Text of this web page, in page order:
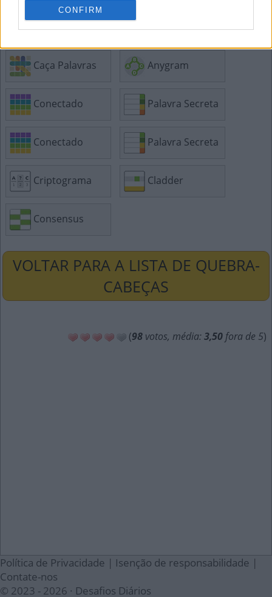
CONFIRM
Sudoku Tangle
Caça Palavras Anygram
Conectado Palavra Secreta
Conectado Palavra Secreta
Criptograma Cladder
Consensus
VOLTAR PARA A LISTA DE QUEBRA-
CABEÇAS
(98 votos, média: 3,50 fora de 5)
Política de Privacidade | Isenção de responsabilidade |
Contate-nos
© 2023 - 2026 · Desafios Diários